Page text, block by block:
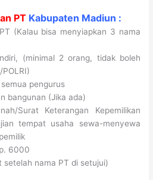
PT Kabupaten Madiun :
(Kalau bisa menyiapkan 3 nama
(minimal 2 orang, tidak boleh
pengurus
bangunan (Jika ada)
Surat Keterangan Kepemilikan
tempat usaha sewa-menyewa
6000
setelah nama PT di setujui)